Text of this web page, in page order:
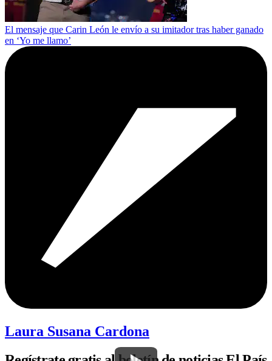
El mensaje que Carin León le envío a su imitador tras haber ganado
en ‘Yo me llamo’
Laura Susana Cardona